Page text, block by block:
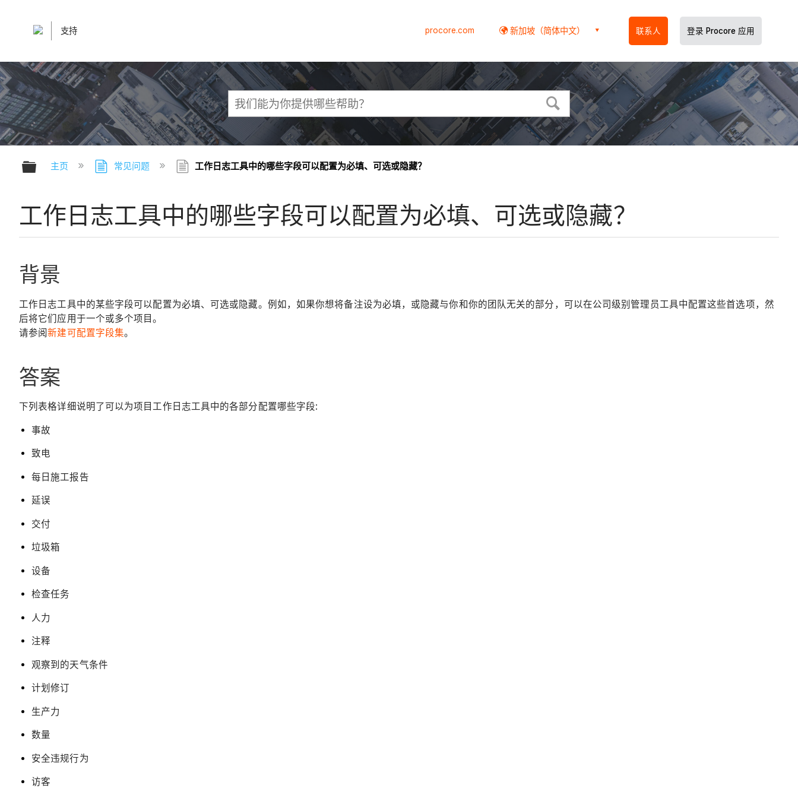
支持 procore.com 新加坡（简体中文） 联系人 登录 Procore 应用
扩展/隐缩全局层次
主页 常见问题 工作日志工具中的哪些字段可以配置为必填、可选或隐藏？
工作日志工具中的哪些字段可以配置为必填、可选或隐藏？
背景
工作日志工具中的某些字段可以配置为必填、可选或隐藏。例如，如果你想将备注设为必填，或隐藏与你和你的团队无关的部分，可以在公司级别管理员工具中配置这些首选项，然
后将它们应用于一个或多个项目。
请参阅新建可配置字段集。
答案
下列表格详细说明了可以为项目工作日志工具中的各部分配置哪些字段:
事故
致电
每日施工报告
延误
交付
垃圾箱
设备
检查任务
人力
注释
观察到的天气条件
计划修订
生产力
数量
安全违规行为
访客